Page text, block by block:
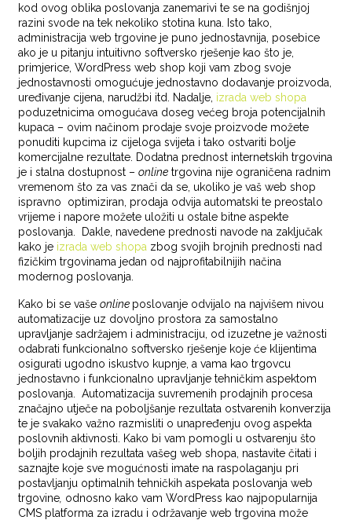
kod ovog oblika poslovanja zanemarivi te se na godišnjoj
razini svode na tek nekoliko stotina kuna. Isto tako,
administracija web trgovine je puno jednostavnija, posebice
ako je u pitanju intuitivno softversko rješenje kao što je,
primjerice, WordPress web shop koji vam zbog svoje
jednostavnosti omogućuje jednostavno dodavanje proizvoda,
uređivanje cijena, narudžbi itd. Nadalje, izrada web shopa
poduzetnicima omogućava doseg većeg broja potencijalnih
kupaca – ovim načinom prodaje svoje proizvode možete
ponuditi kupcima iz cijeloga svijeta i tako ostvariti bolje
komercijalne rezultate. Dodatna prednost internetskih trgovina
je i stalna dostupnost –online trgovina nije ograničena radnim
vremenom što za vas znači da se, ukoliko je vaš web shop
ispravno optimiziran, prodaja odvija automatski te preostalo
vrijeme i napore možete uložiti u ostale bitne aspekte
poslovanja. Dakle, navedene prednosti navode na zaključak
kako je izrada web shopa zbog svojih brojnih prednosti nad
fizičkim trgovinama jedan od najprofitabilnijih načina
modernog poslovanja.
Kako bi se vašeonline poslovanje odvijalo na najvišem nivou
automatizacije uz dovoljno prostora za samostalno
upravljanje sadržajem i administraciju, od izuzetne je važnosti
odabrati funkcionalno softversko rješenje koje će klijentima
osigurati ugodno iskustvo kupnje, a vama kao trgovcu
jednostavno i funkcionalno upravljanje tehničkim aspektom
poslovanja. Automatizacija suvremenih prodajnih procesa
značajno utječe na poboljšanje rezultata ostvarenih konverzija
te je svakako važno razmisliti o unapređenju ovog aspekta
poslovnih aktivnosti. Kako bi vam pomogli u ostvarenju što
boljih prodajnih rezultata vašeg web shopa, nastavite čitati i
saznajte koje sve mogućnosti imate na raspolaganju pri
postavljanju optimalnih tehničkih aspekata poslovanja web
trgovine odnosno kako vam WordPress kao najpopularnija
CMS platforma za izradu i održavanje web trgovina može